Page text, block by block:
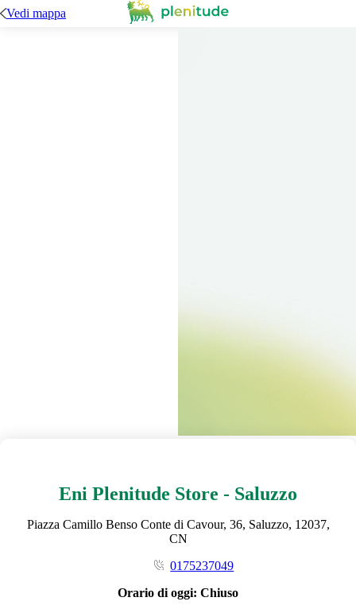
Vedi mappa
Eni Plenitude Store - Saluzzo
Piazza Camillo Benso Conte di Cavour, 36, Saluzzo, 12037,
CN
0175237049
Orario di oggi: Chiuso